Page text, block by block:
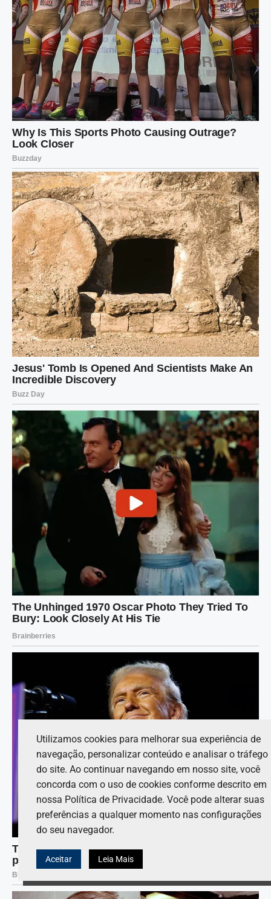
Utilizamos cookies para melhorar sua experiência de
navegação, personalizar conteúdo e analisar o tráfego
do site. Ao continuar navegando em nosso site, você
concorda com o uso de cookies conforme descrito em
nossa Política de Privacidade. Você pode alterar suas
preferências a qualquer momento nas configurações
do seu navegador.
Aceitar Leia Mais